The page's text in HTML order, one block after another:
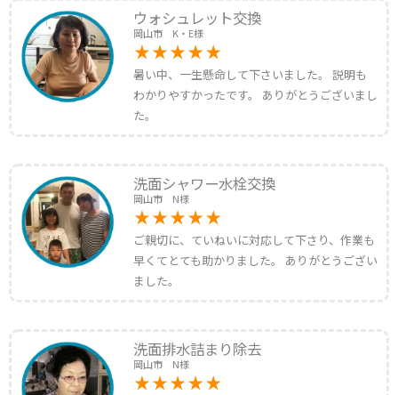
ウォシュレット交換
岡山市 K・E様
暑い中、一生懸命して下さいました。 説明も
わかりやすかったです。 ありがとうございまし
た。
洗面シャワー水栓交換
岡山市 N様
ご親切に、ていねいに対応して下さり、作業も
早くてとても助かりました。 ありがとうござい
ました。
洗面排水詰まり除去
岡山市 N様